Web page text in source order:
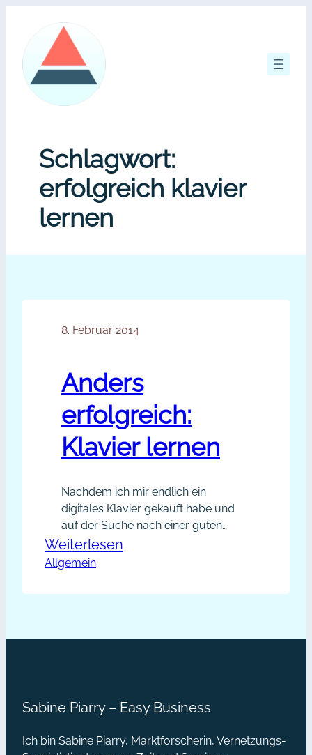
springen
Schlagwort:
erfolgreich klavier
lernen
8. Februar 2014
Anders
erfolgreich:
Klavier lernen
Nachdem ich mir endlich ein
digitales Klavier gekauft habe und
auf der Suche nach einer guten
Anleitung war, bin ich – wo sonst – in
Youtube gelandet. Dort hat mich das
min! – So geht’s wirklich!“ von
beweisen“, dachte ich…
Weiterlesen
Allgemein
Sabine Piarry – Easy Business
Ich bin Sabine Piarry, Marktforscherin, Vernetzungs-